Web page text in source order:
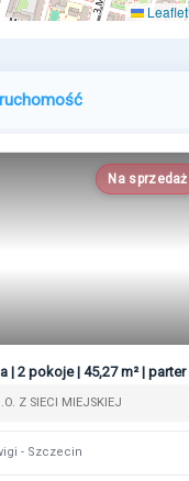
Leaflet
Na sprzedaż
| 2 pokoje | 45,27 m² | parter
Z SIECI MIEJSKIEJ
- Szczecin